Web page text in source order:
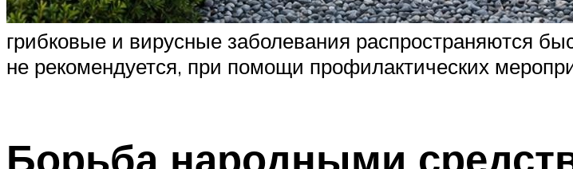
грибковые и вирусные заболевания распространяются
не рекомендуется, при помощи профилактических
Борьба народными